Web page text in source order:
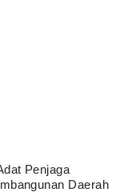
Penjaga
Daerah